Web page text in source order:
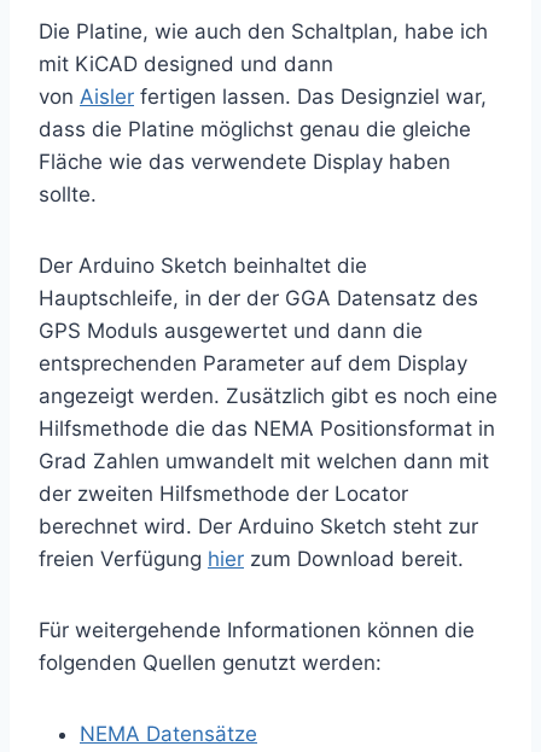
Die Platine, wie auch den Schaltplan, habe ich
mit KiCAD designed und dann
von Aisler fertigen lassen. Das Designziel war,
dass die Platine möglichst genau die gleiche
Fläche wie das verwendete Display haben
sollte.
Der Arduino Sketch beinhaltet die
Hauptschleife, in der der GGA Datensatz des
GPS Moduls ausgewertet und dann die
entsprechenden Parameter auf dem Display
angezeigt werden. Zusätzlich gibt es noch eine
Hilfsmethode die das NEMA Positionsformat in
Grad Zahlen umwandelt mit welchen dann mit
der zweiten Hilfsmethode der Locator
berechnet wird. Der Arduino Sketch steht zur
freien Verfügung hier zum Download bereit.
Für weitergehende Informationen können die
folgenden Quellen genutzt werden:
NEMA Datensätze